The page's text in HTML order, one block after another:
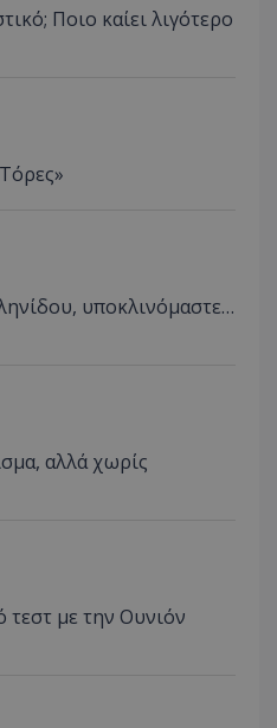
Ποιο καίει λιγότερο
υποκλινόμαστε…
αλλά χωρίς
τεστ με την Ουνιόν